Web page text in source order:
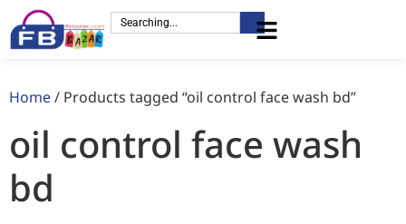
Home/ Products tagged “oil control face wash bd”
oil control face wash
bd